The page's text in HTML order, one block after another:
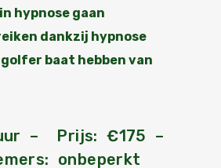
hypnose gaan
dankzij hypnose
golfer baat hebben van
– Prijs: €175 –
onbeperkt